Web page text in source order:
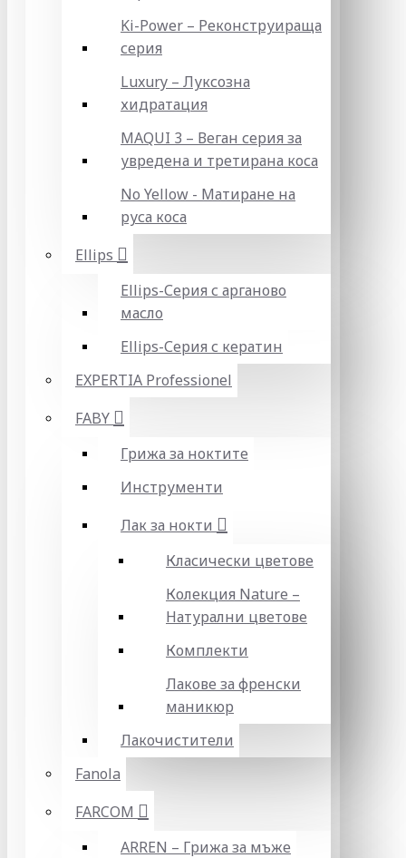
Ki-Power – Реконструираща
серия
Luxury – Луксозна
хидратация
MAQUI 3 – Веган серия за
увредена и третирана коса
No Yellow - Матиране на
руса коса
Ellips
Ellips-Серия с арганово
масло
Ellips-Серия с кератин
EXPERTIA Professionel
FABY
Грижа за ноктите
Инструменти
Лак за нокти
Класически цветове
Колекция Nature –
Натурални цветове
Комплекти
Лакове за френски
маникюр
Лакочистители
Fanola
FARCOM
ARREN – Грижа за мъже